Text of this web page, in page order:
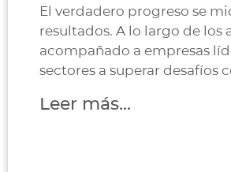
El verdadero progreso se
resultados. A lo largo de los
acompañado a empresas
sectores a superar desafíos
Leer más...